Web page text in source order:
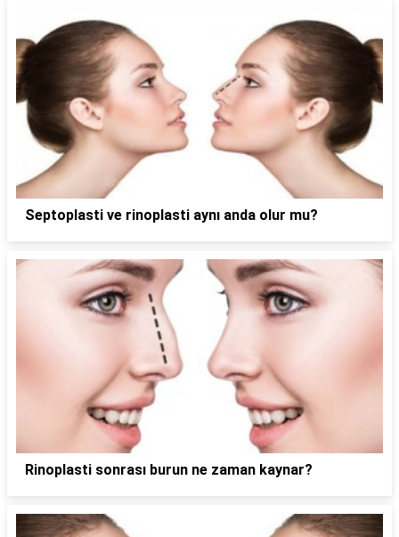
Septoplasti ve rinoplasti aynı anda olur mu?
Rinoplasti sonrası burun ne zaman kaynar?